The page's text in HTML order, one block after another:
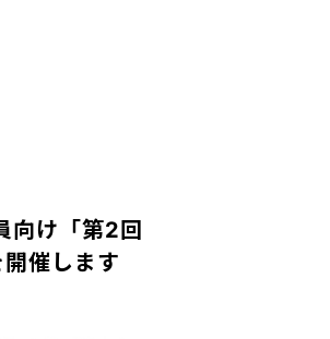
向け「第2回
催します